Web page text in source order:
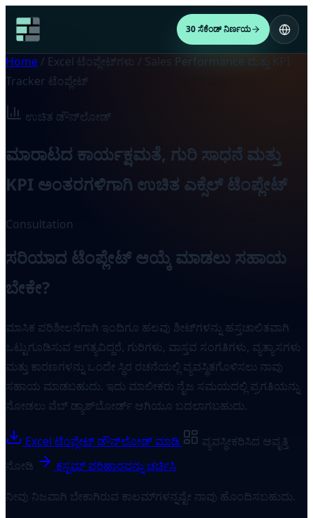
30 ಸೆಕೆಂಡ್ ನಿರ್ಣಯ
Home / Excel ಟೆಂಪ್ಲೇಟ್‌ಗಳು / Sales Performance ಮತ್ತು KPI
Tracker ಟೆಂಪ್ಲೇಟ್
ಉಚಿತ ಡೌನ್‌ಲೋಡ್
ಮಾರಾಟದ ಕಾರ್ಯಕ್ಷಮತೆ, ಗುರಿ ಸಾಧನೆ ಮತ್ತು
KPI ಅಂತರಗಳಿಗಾಗಿ ಉಚಿತ ಎಕ್ಸೆಲ್ ಟೆಂಪ್ಲೇಟ್
Consultation
ಸರಿಯಾದ ಟೆಂಪ್ಲೇಟ್ ಆಯ್ಕೆ ಮಾಡಲು ಸಹಾಯ
ಬೇಕೇ?
ಮಾಸಿಕ ಪರಿಶೀಲನೆಗಾಗಿ ಇಂದಿಗೂ ಹಲವು ಶೀಟ್‌ಗಳನ್ನು ಹಸ್ತಚಾಲಿತವಾಗಿ
ಒಟ್ಟುಗೂಡಿಸುವ ಅಗತ್ಯವಿದ್ದರೆ, ಗುರಿಗಳು, ವಾಸ್ತವ ಸಂಗತಿಗಳು, ವ್ಯತ್ಯಾಸಗಳು
ಮತ್ತು ಕಾರಣಗಳನ್ನು ಒಂದೇ ಸ್ಥಿರ ರಚನೆಯಲ್ಲಿ ವ್ಯವಸ್ಥಿತಗೊಳಿಸಲು ನಾವು
ಸಹಾಯ ಮಾಡಬಹುದು. ಇದು ಮಾಲೀಕರು ನೈಜ ಸಮಯದಲ್ಲಿ ಪ್ರಗತಿಯನ್ನು
ನೋಡಲು ವೆಬ್ ಡ್ಯಾಶ್‌ಬೋರ್ಡ್ ಆಗಿಯೂ ಬದಲಾಗಬಹುದು.
Excel ಟೆಂಪ್ಲೇಟ್ ಡೌನ್‌ಲೋಡ್ ಮಾಡಿ
ವ್ಯವಸ್ಥೀಕರಿಸಿದ ಆವೃತ್ತಿ
ನೋಡಿ
ಕಸ್ಟಮ್ ಪರಿಹಾರವನ್ನು ಚರ್ಚಿಸಿ
ನೀವು ನಿಜವಾಗಿ ಬೇಕಾಗಿರುವ ಕಾಲಮ್‌ಗಳನ್ನಷ್ಟೇ ನಾವು ಹೊಂದಿಸಬಹುದು.